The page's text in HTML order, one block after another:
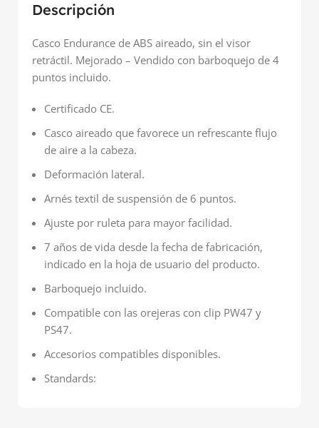
Descripción
Casco Endurance de ABS aireado, sin el visor
retráctil. Mejorado – Vendido con barboquejo de 4
puntos incluido.
Certificado CE.
Casco aireado que favorece un refrescante flujo
de aire a la cabeza.
Deformación lateral.
Arnés textil de suspensión de 6 puntos.
Ajuste por ruleta para mayor facilidad.
7 años de vida desde la fecha de fabricación,
indicado en la hoja de usuario del producto.
Barboquejo incluido.
Compatible con las orejeras con clip PW47 y
PS47.
Accesorios compatibles disponibles.
Standards: